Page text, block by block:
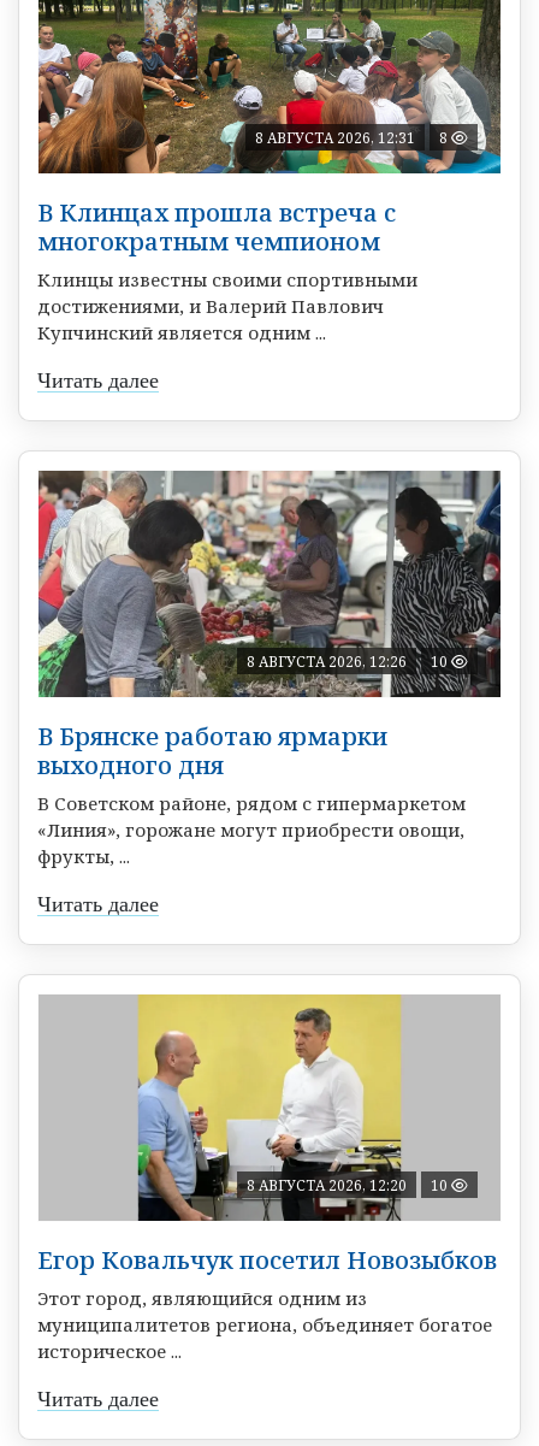
8 АВГУСТА 2026, 12:31 8
В Клинцах прошла встреча с
многократным чемпионом
Клинцы известны своими спортивными
достижениями, и Валерий Павлович
Купчинский является одним ...
Читать далее
8 АВГУСТА 2026, 12:26 10
В Брянске работаю ярмарки
выходного дня
В Советском районе, рядом с гипермаркетом
«Линия», горожане могут приобрести овощи,
фрукты, ...
Читать далее
8 АВГУСТА 2026, 12:20 10
Егор Ковальчук посетил Новозыбков
Этот город, являющийся одним из
муниципалитетов региона, объединяет богатое
историческое ...
Читать далее